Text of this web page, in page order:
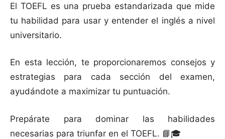
El TOEFL es una prueba estandarizada que mide
tu habilidad para usar y entender el inglés a nivel
universitario.
En esta lección, te proporcionaremos consejos y
estrategias para cada sección del examen,
ayudándote a maximizar tu puntuación.
Prepárate para dominar las habilidades
necesarias para triunfar en el TOEFL. 📘🎓